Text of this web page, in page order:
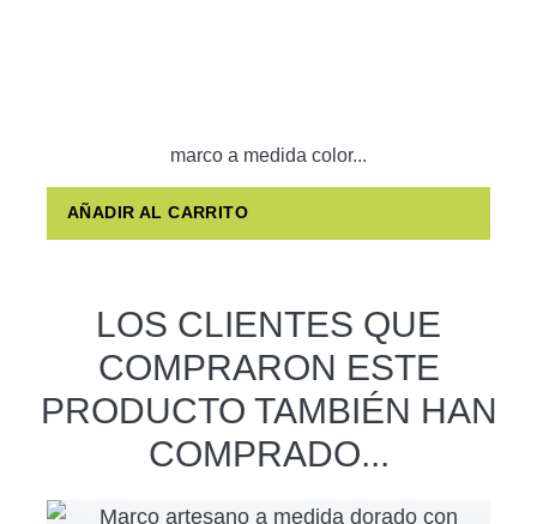
marco a medida color...
AÑADIR AL CARRITO
LOS CLIENTES QUE
COMPRARON ESTE
PRODUCTO TAMBIÉN HAN
COMPRADO...